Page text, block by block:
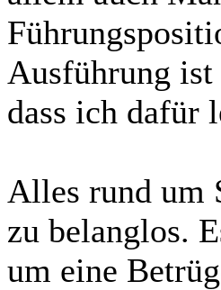
Ausführung ist
dass ich dafür
Alles rund um
zu belanglos.
um eine